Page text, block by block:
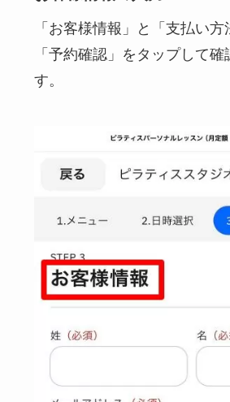
「お客様情報」と「支払い方
「予約確認」をタップして
す。